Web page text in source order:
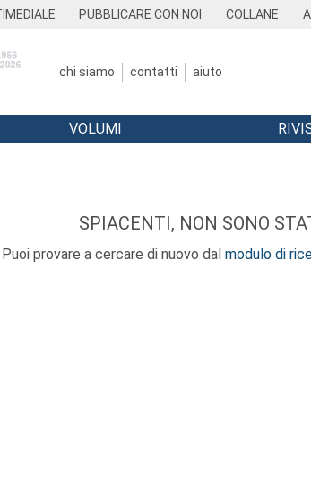
PUBBLICARE CON NOI COLLANE
chi siamo contatti aiuto
VOLUMI
SPIACENTI, NON SONO
Puoi provare a cercare di nuovo dal modulo di